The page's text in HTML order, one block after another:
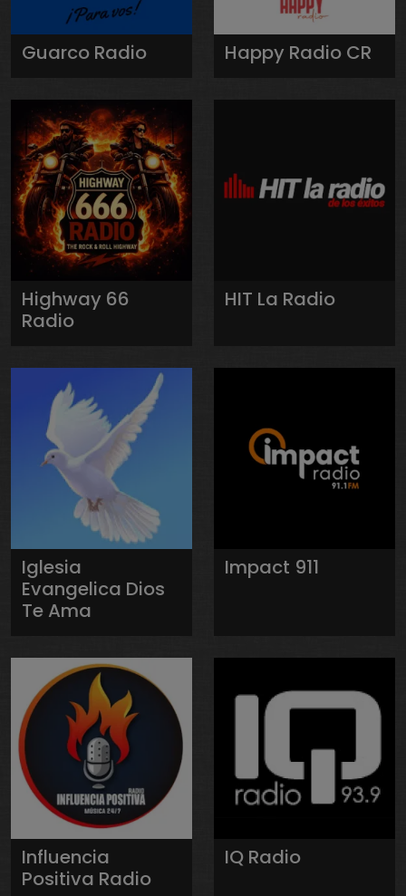
Guarco Radio Happy Radio CR
Highway 66
Radio
HIT La Radio
Iglesia
Evangelica Dios
Te Ama
Impact 911
Influencia
Positiva Radio
IQ Radio